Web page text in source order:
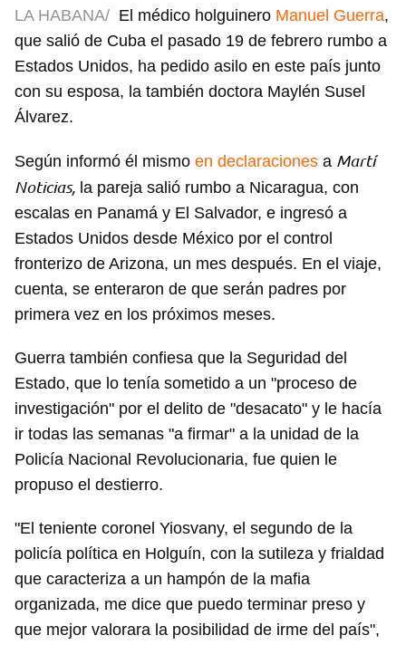
LA HABANA/ El médico holguinero Manuel Guerra,
que salió de Cuba el pasado 19 de febrero rumbo a
Estados Unidos, ha pedido asilo en este país junto
con su esposa, la también doctora Maylén Susel
Álvarez.
Según informó él mismo en declaraciones a Martí
Noticias, la pareja salió rumbo a Nicaragua, con
escalas en Panamá y El Salvador, e ingresó a
Estados Unidos desde México por el control
fronterizo de Arizona, un mes después. En el viaje,
cuenta, se enteraron de que serán padres por
primera vez en los próximos meses.
Guerra también confiesa que la Seguridad del
Estado, que lo tenía sometido a un "proceso de
investigación" por el delito de "desacato" y le hacía
ir todas las semanas "a firmar" a la unidad de la
Policía Nacional Revolucionaria, fue quien le
propuso el destierro.
"El teniente coronel Yiosvany, el segundo de la
policía política en Holguín, con la sutileza y frialdad
que caracteriza a un hampón de la mafia
organizada, me dice que puedo terminar preso y
que mejor valorara la posibilidad de irme del país",